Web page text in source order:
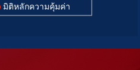
มิติหลักความคุ้มค่า